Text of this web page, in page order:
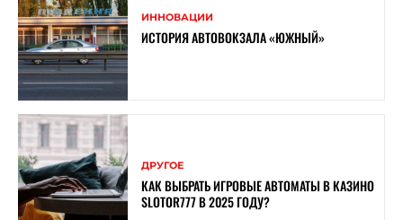
ИННОВАЦИИ
ИСТОРИЯ АВТОВОКЗАЛА «ЮЖНЫЙ»
ДРУГОЕ
КАК ВЫБРАТЬ ИГРОВЫЕ АВТОМАТЫ В КАЗИНО
SLOTOR777 В 2025 ГОДУ?